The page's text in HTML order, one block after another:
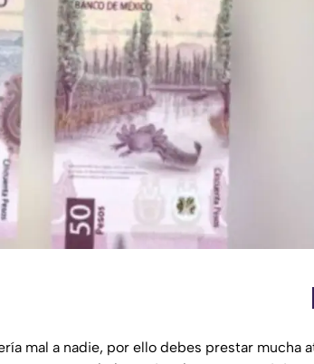
mal a nadie, por ello debes prestar mucha